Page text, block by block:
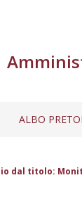
ALBO
dal titolo: